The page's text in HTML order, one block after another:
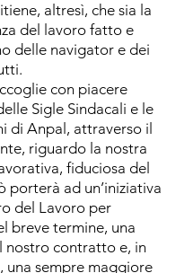
altresì, che sia la
del lavoro fatto e
delle navigator e dei
con piacere
Sigle Sindacali e le
di Anpal, attraverso il
riguardo la nostra
fiduciosa del
porterà ad un’iniziativa
del Lavoro per
breve termine, una
nostro contratto e, in
una sempre maggiore